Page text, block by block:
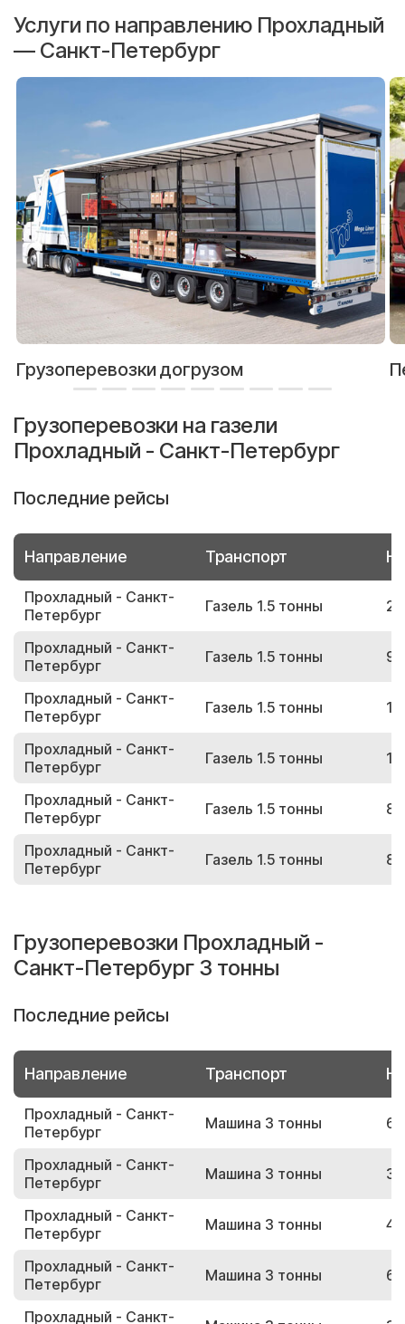
Услуги по направлению Прохладный
— Санкт-Петербург
Грузоперевозки догрузом
Грузоперевозки на газели
Прохладный - Санкт-Петербург
Последние рейсы
Направление Транспорт
Прохладный - Санкт-
Петербург
Газель 1.5 тонны
Прохладный - Санкт-
Петербург
Газель 1.5 тонны
Прохладный - Санкт-
Петербург
Газель 1.5 тонны
Прохладный - Санкт-
Петербург
Газель 1.5 тонны
Прохладный - Санкт-
Петербург
Газель 1.5 тонны
Прохладный - Санкт-
Петербург
Газель 1.5 тонны
Грузоперевозки Прохладный -
Санкт-Петербург 3 тонны
Последние рейсы
Направление Транспорт
Прохладный - Санкт-
Петербург
Машина 3 тонны
Прохладный - Санкт-
Петербург
Машина 3 тонны
Прохладный - Санкт-
Петербург
Машина 3 тонны
Прохладный - Санкт-
Петербург
Машина 3 тонны
Прохладный - Санкт-